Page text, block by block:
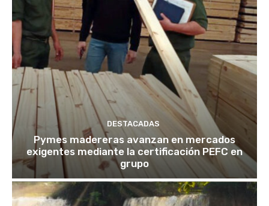
DESTACADAS
Pymes madereras avanzan en mercados
exigentes mediante la certificación PEFC en
grupo